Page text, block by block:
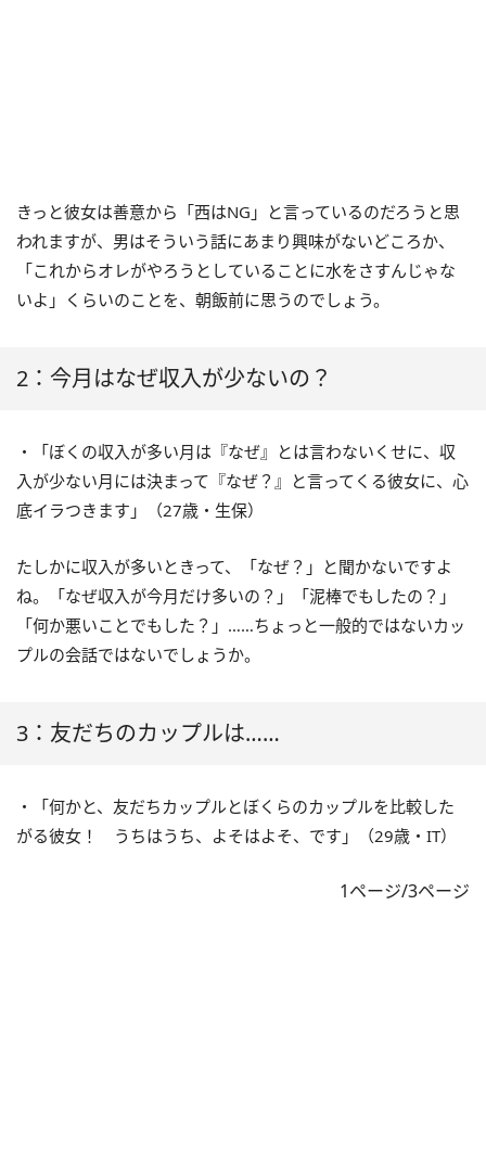
きっと彼女は善意から「西はNG」と言っているのだろうと思
われますが、男はそういう話にあまり興味がないどころか、
「これからオレがやろうとしていることに水をさすんじゃな
いよ」くらいのことを、朝飯前に思うのでしょう。
2：今月はなぜ収入が少ないの？
・「ぼくの収入が多い月は『なぜ』とは言わないくせに、収
入が少ない月には決まって『なぜ？』と言ってくる彼女に、心
底イラつきます」（27歳・生保）
たしかに収入が多いときって、「なぜ？」と聞かないですよ
ね。「なぜ収入が今月だけ多いの？」「泥棒でもしたの？」
「何か悪いことでもした？」……ちょっと一般的ではないカッ
プルの会話ではないでしょうか。
3：友だちのカップルは……
・「何かと、友だちカップルとぼくらのカップルを比較した
がる彼女！ うちはうち、よそはよそ、です」（29歳・IT）
1ページ/3ページ